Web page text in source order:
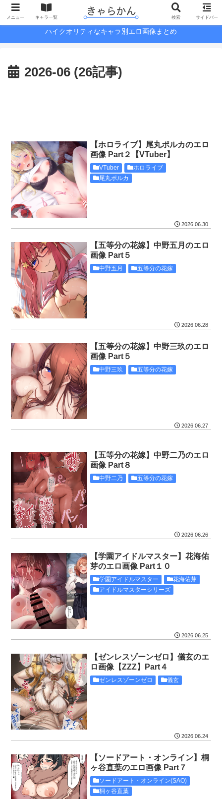
ハイクオリティなキャラ別エロ画像まとめ
2026-06 (26記事)
【ホロライブ】尾丸ポルカのエロ
画像 Part２【VTuber】
VTuber
ホロライブ
尾丸ポルカ
2026.06.30
【五等分の花嫁】中野五月のエロ
画像 Part５
中野五月 五等分の花嫁
2026.06.28
【五等分の花嫁】中野三玖のエロ
画像 Part５
中野三玖 五等分の花嫁
2026.06.27
【五等分の花嫁】中野二乃のエロ
画像 Part８
中野二乃 五等分の花嫁
2026.06.26
【学園アイドルマスター】花海佑
芽のエロ画像 Part１０
学園アイドルマスター
花海佑芽
アイドルマスターシリーズ
2026.06.25
【ゼンレスゾーンゼロ】儀玄のエ
ロ画像【ZZZ】Part４
ゼンレスゾーンゼロ 儀玄
2026.06.24
【ソードアート・オンライン】桐
ヶ谷直葉のエロ画像 Part７
ソードアート・オンライン(SAO)
桐ヶ谷直葉
メニュー キャラ一覧 検索 サイドバー